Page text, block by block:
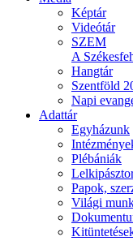
Képtár
Videótár
SZEM
A
Hangtár
Szentföld
Napi
Adattár
Egyházunk
Plébániák
Papok,
Világi